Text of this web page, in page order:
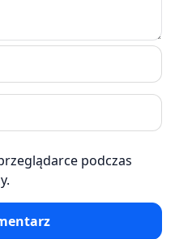
podczas